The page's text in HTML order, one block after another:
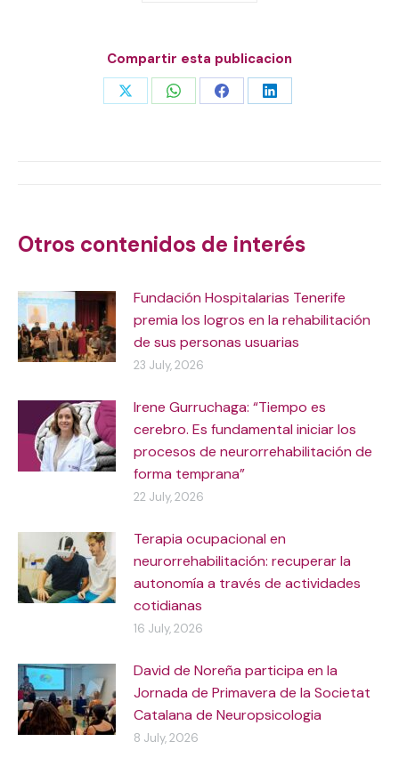
Compartir esta publicacion
Share Share Share Share
Otros contenidos de interés
Fundación Hospitalarias Tenerife
premia los logros en la rehabilitación
de sus personas usuarias
23 July, 2026
Irene Gurruchaga: “Tiempo es
cerebro. Es fundamental iniciar los
procesos de neurorrehabilitación de
forma temprana”
22 July, 2026
Terapia ocupacional en
neurorrehabilitación: recuperar la
autonomía a través de actividades
cotidianas
16 July, 2026
David de Noreña participa en la
Jornada de Primavera de la Societat
Catalana de Neuropsicologia
8 July, 2026